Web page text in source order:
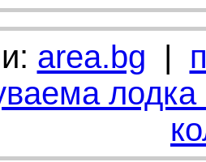
area.bg |
лодка